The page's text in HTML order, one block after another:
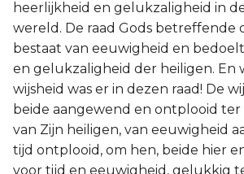
heerlijkheid en gelukzaligheid in
wereld. De raad Gods betreffende
bestaat van eeuwigheid en
en gelukzaligheid der heiligen. En
wijsheid was er in dezen raad! De
beide aangewend en ontplooid
van Zijn heiligen, van eeuwigheid
tijd ontplooid, om hen, beide hier
voor tijd en eeuwigheid, gelukkig